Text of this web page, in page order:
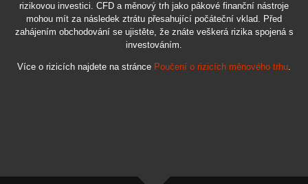
rizikovou investici. CFD a měnový trh jako pákové finanční nástroje
mohou mít za následek ztrátu přesahující počáteční vklad. Před
zahájením obchodování se ujistěte, že znáte veškerá rizika spojená s
investováním.
Více o rizicích najdete na stránce Poučení o rizicích měnového trhu.